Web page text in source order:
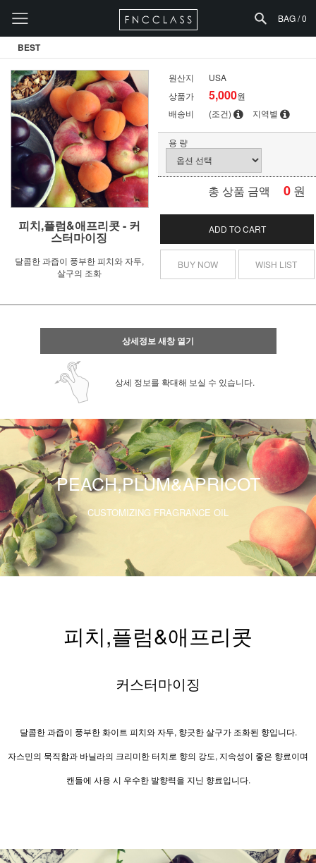
BAG /0
BEST
피치,플럼&애프리콧 - 커
스터마이징
달콤한 과즙이 풍부한 피치와 자두,
살구의 조화
원산지
USA
상품가
5,000원
배송비
(조건) 지역별
용 량
총 상품 금액 0 원
ADD TO CART
BUY NOW WISH LIST
상세정보 새창 열기
상세 정보를 확대해 보실 수 있습니다.
PEACH,PLUM&APRICOT
CUSTOMIZING FRAGRANCE OIL
피치,플럼&애프리콧
커스터마이징
달콤한 과즙이 풍부한 화이트 피치와 자두, 향긋한 살구가 조화된 향입니다.
자스민의 묵직함과 바닐라의 크리미한 터치로 향의 강도, 지속성이 좋은 향료이며
캔들에 사용 시 우수한 발향력을 지닌 향료입니다.